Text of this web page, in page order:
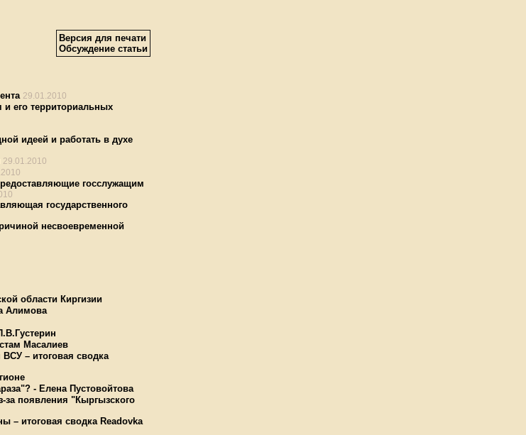
Версия для печати
Обсуждение статьи
29.01.2010
его территориальных
идеей и работать в духе
29.01.2010
госслужащим
государственного
несвоевременной
области Киргизии
Алимова
Масалиев
– итоговая сводка
- Елена Пустовойтова
за появления "Кыргызского
– итоговая сводка Readovka